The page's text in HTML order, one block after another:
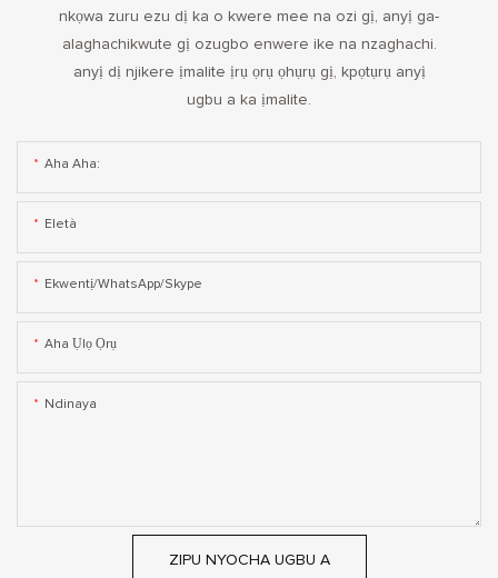
nkọwa zuru ezu dị ka o kwere mee na ozi gị, anyị ga-
alaghachikwute gị ozugbo enwere ike na nzaghachi.
anyị dị njikere ịmalite ịrụ ọrụ ọhụrụ gị, kpọtụrụ anyị
ugbu a ka ịmalite.
Aha Aha:
Eletà
Ekwentị/WhatsApp/Skype
Aha Ụlọ Ọrụ
Ndinaya
ZIPU NYOCHA UGBU A